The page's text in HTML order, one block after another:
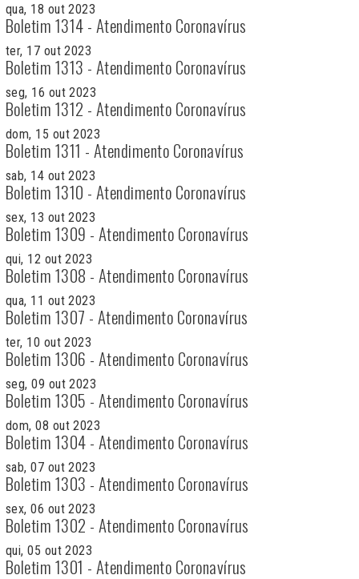
qua, 18 out 2023
Boletim 1314 - Atendimento Coronavírus
ter, 17 out 2023
Boletim 1313 - Atendimento Coronavírus
seg, 16 out 2023
Boletim 1312 - Atendimento Coronavírus
dom, 15 out 2023
Boletim 1311 - Atendimento Coronavírus
sab, 14 out 2023
Boletim 1310 - Atendimento Coronavírus
sex, 13 out 2023
Boletim 1309 - Atendimento Coronavírus
qui, 12 out 2023
Boletim 1308 - Atendimento Coronavírus
qua, 11 out 2023
Boletim 1307 - Atendimento Coronavírus
ter, 10 out 2023
Boletim 1306 - Atendimento Coronavírus
seg, 09 out 2023
Boletim 1305 - Atendimento Coronavírus
dom, 08 out 2023
Boletim 1304 - Atendimento Coronavírus
sab, 07 out 2023
Boletim 1303 - Atendimento Coronavírus
sex, 06 out 2023
Boletim 1302 - Atendimento Coronavírus
qui, 05 out 2023
Boletim 1301 - Atendimento Coronavírus